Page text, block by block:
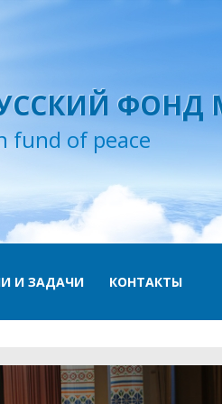
ФОНД
fund of peace
И ЗАДАЧИ КОНТАКТЫ